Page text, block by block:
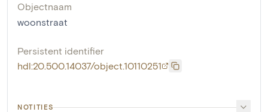
Objectnaam
woonstraat
Persistent identifier
hdl:20.500.14037/object.10110251
NOTITIES